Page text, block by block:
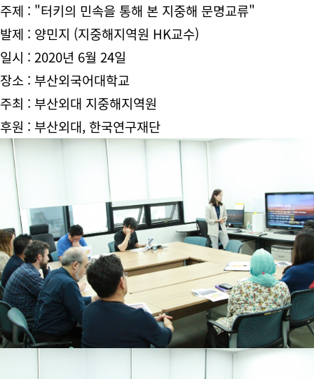
주제 : "터키의 민속을 통해 본 지중해 문명교류"
발제 : 양민지 (지중해지역원 HK교수)
일시 : 2020년 6월 24일
장소 : 부산외국어대학교
주최 : 부산외대 지중해지역원
후원 : 부산외대, 한국연구재단